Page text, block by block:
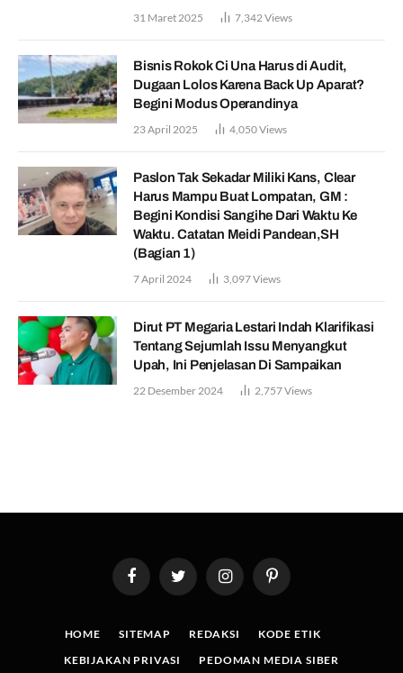
31 Maret 2025 7,342 Views
Bisnis Rokok Ci Una Harus di Audit,
Dugaan Lolos Karena Back Up Aparat?
Begini Modus Operandinya
23 April 2025 4,050Views
Paslon Tak Sekadar Miliki Kans, Clear
Harus Mampu Buat Lompatan, GM :
Begini Kondisi Sangihe Dari Waktu Ke
Waktu. Catatan Meidi Pandean,SH
(Bagian 1)
7 April 2024 3,097Views
Dirut PT Megaria Lestari Indah Klarifikasi
Tentang Sejumlah Issu Menyangkut
Upah, Ini Penjelasan Di Sampaikan
22 Desember 2024 2,757Views
FacebookTwitter InstagramPinterest
HOME SITEMAP REDAKSI
KODE ETIK
KEBIJAKAN PRIVASI
PEDOMAN MEDIA SIBER